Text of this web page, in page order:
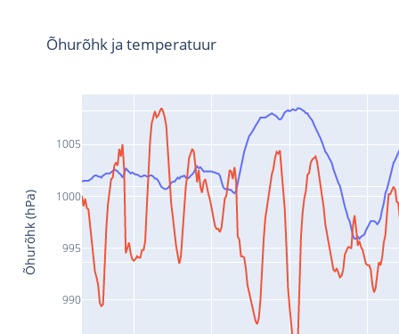
990
995
1000
1005
Õhurõhk ja temperatuur
Õhurõhk (hPa)